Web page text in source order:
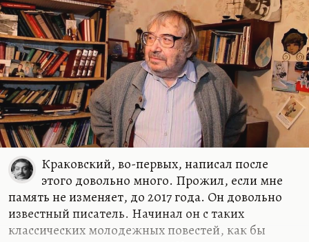
Краковский, во-первых, написал после
этого довольно много. Прожил, если мне
память не изменяет, до 2017 года. Он довольно
известный писатель. Начинал он с таких
классических молодежных повестей, как бы